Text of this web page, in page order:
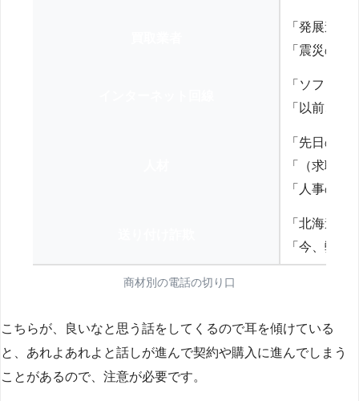
「発展途
「震災の
「ソフト
「以前、
「先日の
「（求職
「人事の方
「北海道
「今、弊
商材別の電話の切り口
こちらが、良いなと思う話をしてくるので耳を傾けている
と、あれよあれよと話しが進んで契約や購入に進んでしまう
ことがあるので、注意が必要です。